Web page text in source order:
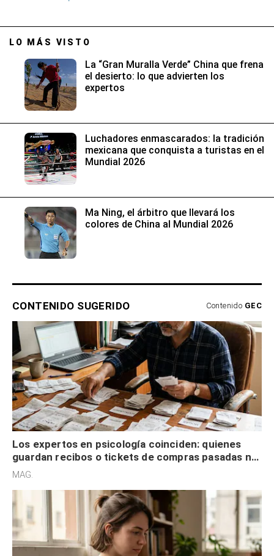
LO MÁS VISTO
La “Gran Muralla Verde” China que frena
el desierto: lo que advierten los
expertos
Luchadores enmascarados: la tradición
mexicana que conquista a turistas en el
Mundial 2026
Ma Ning, el árbitro que llevará los
colores de China al Mundial 2026
CONTENIDO SUGERIDO Contenido GEC
Los expertos en psicología coinciden: quienes
guardan recibos o tickets de compras pasadas no
son acumuladores, sino que tienen necesidad de
MAG.